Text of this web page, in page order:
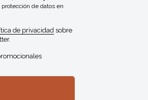
de datos en
de privacidadsobre